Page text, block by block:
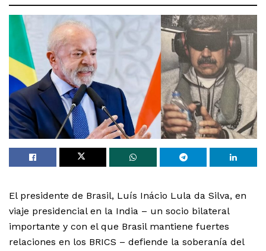
El presidente de Brasil, Luís Inácio Lula da Silva, en
viaje presidencial en la India – un socio bilateral
importante y con el que Brasil mantiene fuertes
relaciones en los BRICS – defiende la soberanía del